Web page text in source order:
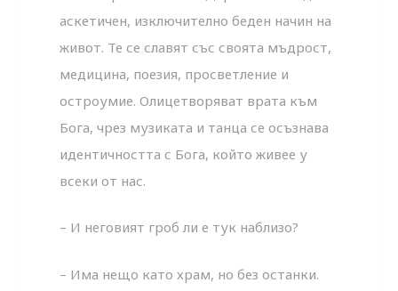
аскетичен, изключително беден начин на
живот. Те се славят със своята мъдрост,
медицина, поезия, просветление и
остроумие. Олицетворяват врата към
Бога, чрез музиката и танца се осъзнава
идентичността с Бога, който живее у
всеки от нас.
– И неговият гроб ли е тук наблизо?
– Има нещо като храм, но без останки.